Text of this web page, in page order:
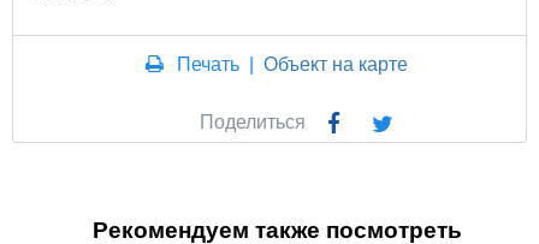
Печать |Объект на карте
Поделиться
Рекомендуем также посмотреть